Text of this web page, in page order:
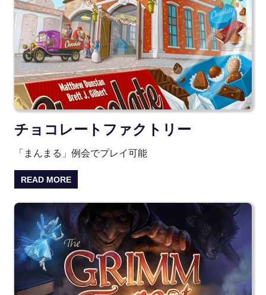
チョコレートファクトリー
「まんまる」例会でプレイ可能
READ MORE